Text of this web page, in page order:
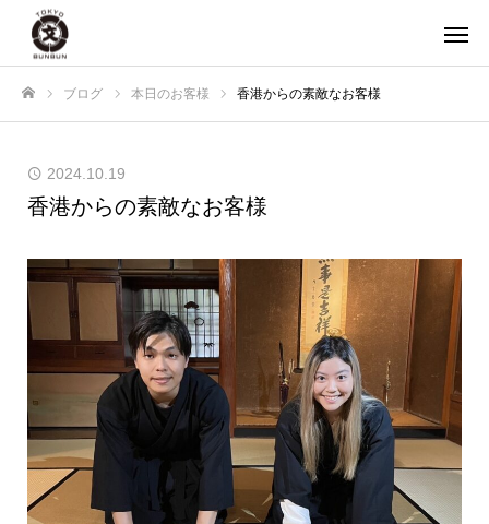
ブログ 本日のお客様 香港からの素敵なお客様
2024.10.19
香港からの素敵なお客様